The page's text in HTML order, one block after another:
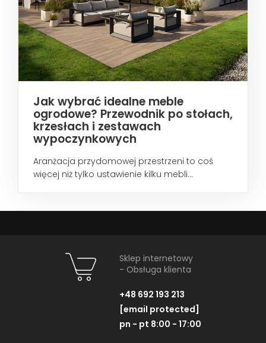
Jak wybrać idealne meble
ogrodowe? Przewodnik po stołach,
krzesłach i zestawach
wypoczynkowych
Aranżacja przydomowej przestrzeni to coś
więcej niż tylko ustawienie kilku mebli...
Sklep internetowy
- Obsługa klienta
+48 692 193 213
[email protected]
pn - pt 8:00 - 17:00